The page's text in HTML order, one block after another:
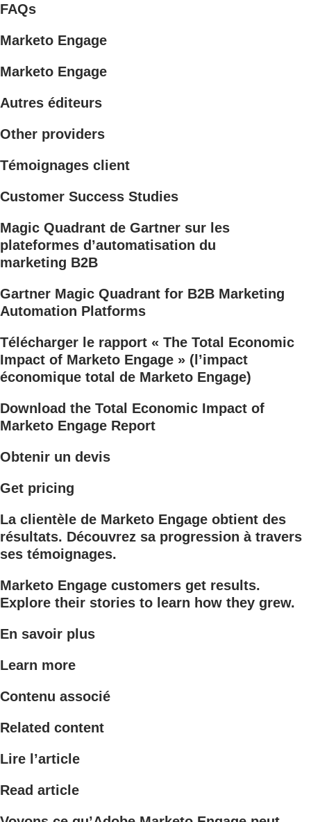
FAQs
Marketo Engage
Marketo Engage
Autres éditeurs
Other providers
Témoignages client
Customer Success Studies
Magic Quadrant de Gartner sur les
plateformes d’automatisation du
marketing B2B
Gartner Magic Quadrant for B2B Marketing
Automation Platforms
Télécharger le rapport « The Total Economic
Impact of Marketo Engage » (l’impact
économique total de Marketo Engage)
Download the Total Economic Impact of
Marketo Engage Report
Obtenir un devis
Get pricing
La clientèle de Marketo Engage obtient des
résultats. Découvrez sa progression à travers
ses témoignages.
Marketo Engage customers get results.
Explore their stories to learn how they grew.
En savoir plus
Learn more
Contenu associé
Related content
Lire l’article
Read article